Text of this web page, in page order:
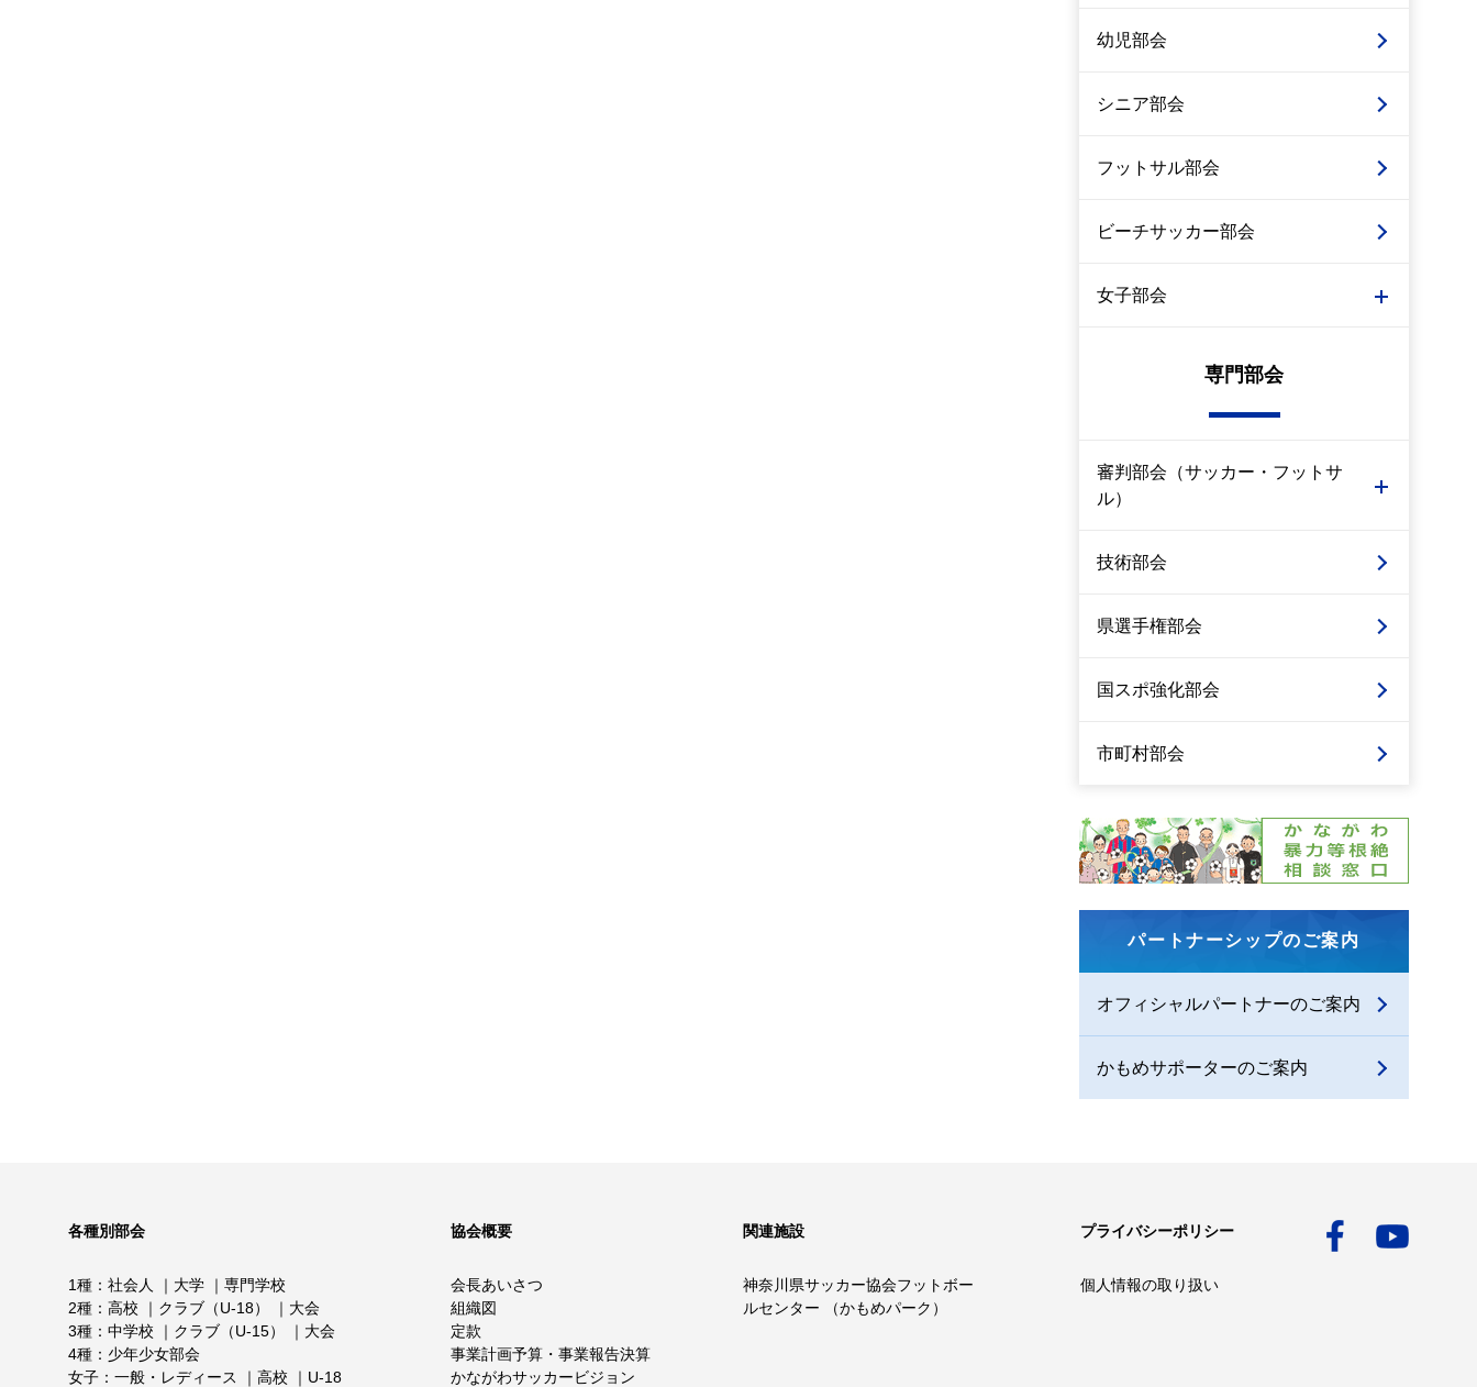
幼児部会
シニア部会
フットサル部会
ビーチサッカー部会
女子部会
専門部会
審判部会（サッカー・フットサ
ル）
技術部会
県選手権部会
国スポ強化部会
市町村部会
パートナーシップのご案内
オフィシャルパートナーのご案内
かもめサポーターのご案内
各種別部会
1種 社会人 大学
専門学校
2種
高校 クラブ（U-18）
大会
3種
中学校 クラブ（U-15）
大会
4種
少年少女部会
女子
一般・レディース 高校 U-18
協会概要
会長あいさつ
組織図
定款
事業計画予算・事業報告決算
かながわサッカービジョン
関連施設
神奈川県サッカー協会フットボー
ルセンター （かもめパーク）
プライバシーポリシー
個人情報の取り扱い